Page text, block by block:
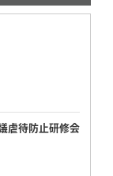
虐待防止研修会